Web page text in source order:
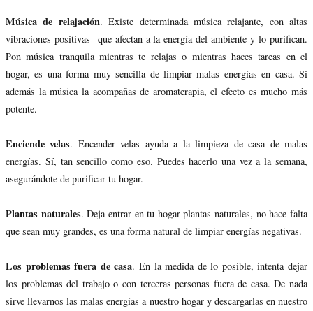
Música de relajación. Existe determinada música relajante, con altas
vibraciones positivas que afectan a la energía del ambiente y lo purifican.
Pon música tranquila mientras te relajas o mientras haces tareas en el
hogar, es una forma muy sencilla de limpiar malas energías en casa. Si
además la música la acompañas de aromaterapia, el efecto es mucho más
potente.
Enciende velas. Encender velas ayuda a la limpieza de casa de malas
energías. Sí, tan sencillo como eso. Puedes hacerlo una vez a la semana,
asegurándote de purificar tu hogar.
Plantas naturales. Deja entrar en tu hogar plantas naturales, no hace falta
que sean muy grandes, es una forma natural de limpiar energías negativas.
Los problemas fuera de casa. En la medida de lo posible, intenta dejar
los problemas del trabajo o con terceras personas fuera de casa. De nada
sirve llevarnos las malas energías a nuestro hogar y descargarlas en nuestro